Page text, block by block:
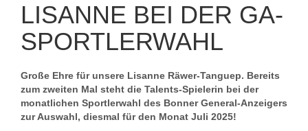
LISANNE BEI DER GA-
SPORTLERWAHL
Große Ehre für unsere Lisanne Räwer-Tanguep. Bereits
zum zweiten Mal steht die Talents-Spielerin bei der
monatlichen Sportlerwahl des Bonner General-Anzeigers
zur Auswahl, diesmal für den Monat Juli 2025!